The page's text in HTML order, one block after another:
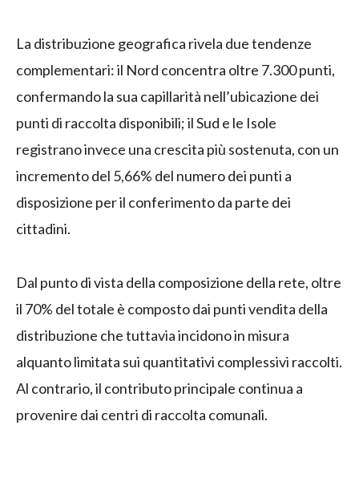
La distribuzione geografica rivela due tendenze
complementari: il Nord concentra oltre 7.300 punti,
confermando la sua capillarità nell’ubicazione dei
punti di raccolta disponibili; il Sud e le Isole
registrano invece una crescita più sostenuta, con un
incremento del 5,66% del numero dei punti a
disposizione per il conferimento da parte dei
cittadini.
Dal punto di vista della composizione della rete, oltre
il 70% del totale è composto dai punti vendita della
distribuzione che tuttavia incidono in misura
alquanto limitata sui quantitativi complessivi raccolti.
Al contrario, il contributo principale continua a
provenire dai centri di raccolta comunali.